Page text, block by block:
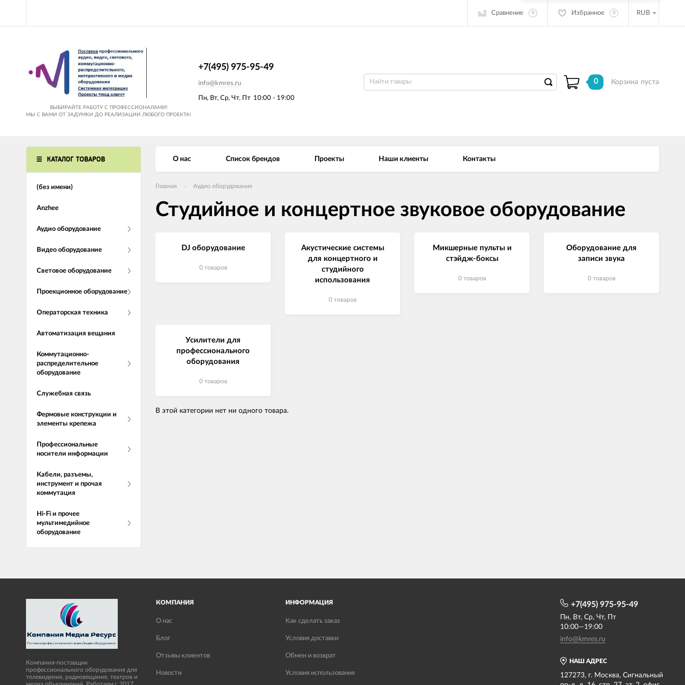
Сравнение 0 Избранное 0 RUB
ВЫБИРАЙТЕ РАБОТУ С ПРОФЕССИОНАЛАМИ!
МЫ С ВАМИ ОТ ЗАДУМКИ ДО РЕАЛИЗАЦИИ ЛЮБОГО ПРОЕКТА!
Пн, Вт, Ср, Чт, Пт 10:00 - 19:00
+7(495) 975-95-49
info@kmres.ru 0 Корзина пуста
КАТАЛОГ ТОВАРОВ
(без имени)
Anzhee
Аудио оборудование
Видео оборудование
Световое оборудование
Проекционное оборудование
Операторская техника
Автоматизация вещания
Коммутационно-
распределительное
оборудование
Служебная связь
Фермовые конструкции и
элементы крепежа
Профессиональные
носители информации
Кабели, разъемы,
инструмент и прочая
коммутация
Hi-Fi и прочее
мультимедийное
оборудование
О нас Список брендов Проекты Наши клиенты Контакты
Главная Аудио оборудование
Студийное и концертное звуковое оборудование
DJ оборудование
0 товаров
Акустические системы
для концертного и
студийного
использования
0 товаров
Микшерные пульты и
стэйдж-боксы
0 товаров
Оборудование для
записи звука
0 товаров
Усилители для
профессионального
оборудования
0 товаров
В этой категории нет ни одного товара.
Компания-поставщик
профессионального оборудования для
телевидения, радиовещания, театров и
КОМПАНИЯ
О нас
Блог
Отзывы клиентов
Новости
ИНФОРМАЦИЯ
Как сделать заказ
Условия доставки
Обмен и возврат
Условия использования
НАШ АДРЕС
127273, г. Москва, Сигнальный
+7(495) 975-95-49
Пн, Вт, Ср, Чт, Пт
10:00—19:00
info@kmres.ru